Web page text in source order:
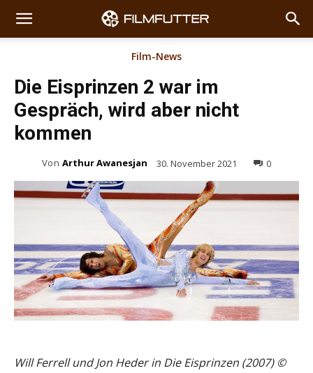
Film-News
Die Eisprinzen 2 war im
Gespräch, wird aber nicht
kommen
Von Arthur Awanesjan 30. November 2021 0
Will Ferrell und Jon Heder in Die Eisprinzen (2007) ©